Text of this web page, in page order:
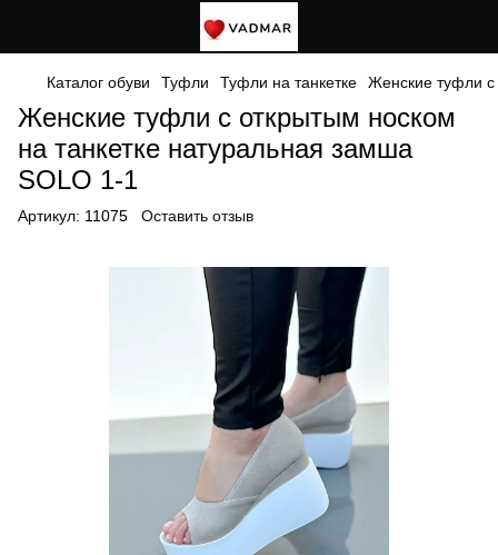
Каталог обуви Туфли Туфли на танкетке Женские туфли с
Женские туфли с открытым носком
на танкетке натуральная замша
SOLO 1-1
Артикул: 11075 Оставить отзыв